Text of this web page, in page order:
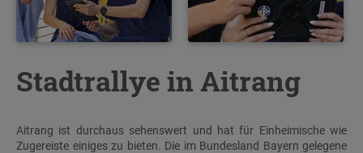
Stadtrallye in Aitrang
Aitrang ist durchaus sehenswert und hat für Einheimische wie
Zugereiste einiges zu bieten. Die im Bundesland Bayern gelegene